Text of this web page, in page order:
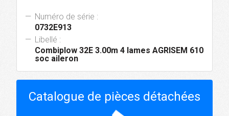
Numéro de série :
0732E913
Libellé :
Combiplow 32E 3.00m 4 lames AGRISEM 610
soc aileron
Catalogue de pièces détachées